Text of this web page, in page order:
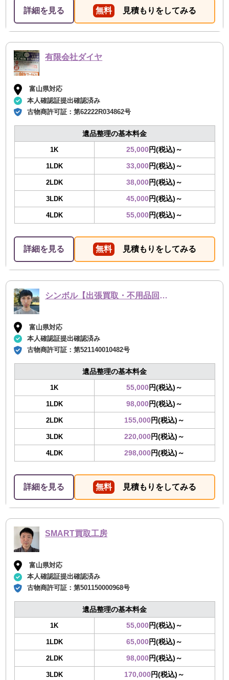
詳細を見る 無料 見積もりをしてみる
有限会社ダイヤ
富山県対応
本人確認証提出確認済み
古物商許可証：第62222R034862号
遺品整理の基本料金
1K 25,000円(税込)～
1LDK 33,000円(税込)～
2LDK 38,000円(税込)～
3LDK 45,000円(税込)～
4LDK 55,000円(税込)～
詳細を見る 無料 見積もりをしてみる
シンボル【出張買取・不用品回収】
富山県対応
本人確認証提出確認済み
古物商許可証：第521140010482号
遺品整理の基本料金
1K 55,000円(税込)～
1LDK 98,000円(税込)～
2LDK 155,000円(税込)～
3LDK 220,000円(税込)～
4LDK 298,000円(税込)～
詳細を見る 無料 見積もりをしてみる
SMART買取工房
富山県対応
本人確認証提出確認済み
古物商許可証：第501150000968号
遺品整理の基本料金
1K 55,000円(税込)～
1LDK 65,000円(税込)～
2LDK 98,000円(税込)～
3LDK 170,000円(税込)～